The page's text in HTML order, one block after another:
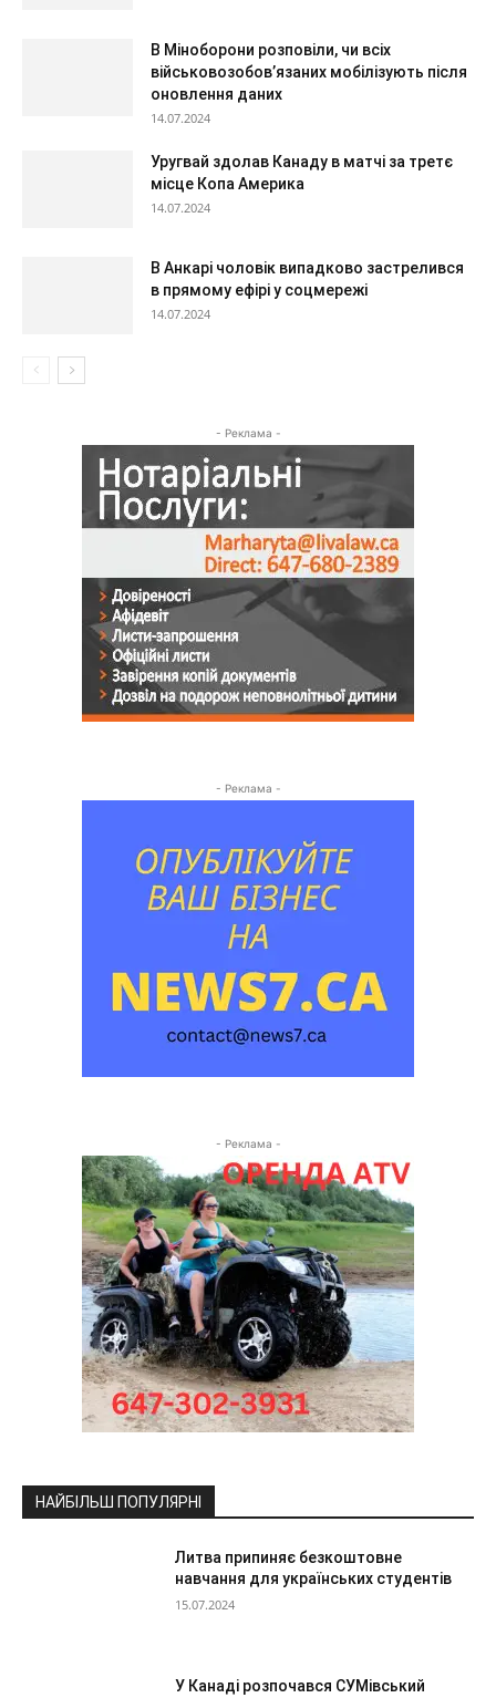
В Міноборони розповіли, чи всіх
військовозобов’язаних мобілізують після
оновлення даних
14.07.2024
Уругвай здолав Канаду в матчі за третє
місце Копа Америка
14.07.2024
В Анкарі чоловік випадково застрелився
в прямому ефірі у соцмережі
14.07.2024
- Реклама -
- Реклама -
- Реклама -
НАЙБІЛЬШ ПОПУЛЯРНІ
Литва припиняє безкоштовне
навчання для українських студентів
15.07.2024
У Канаді розпочався СУМівський